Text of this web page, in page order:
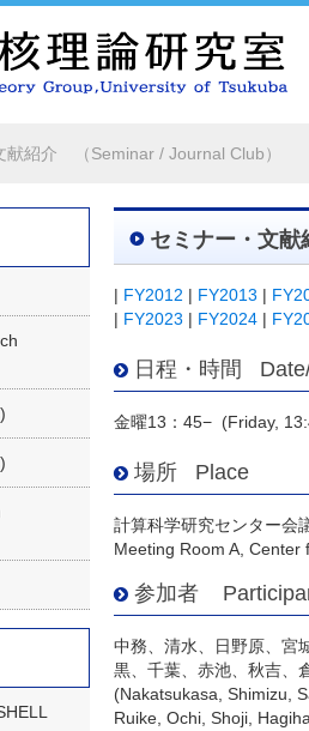
献紹介 （Seminar / Journal Club）
セミナー・文
| FY2012 | FY2013 |
| FY2023 | FY2024 |
日程・時間
金曜13：45− (Friday,
場所 Place
計算科学研究センター会
Meeting Room A,
参加者
中務、清水、日野原、宮
黒、千葉、赤池、秋吉、
(Nakatsukasa, Shimizu,
Ruike, Ochi, Shoji,